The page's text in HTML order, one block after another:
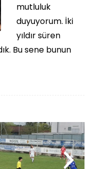
mutluluk
duyuyorum. İki
yıldır süren
Bu sene bunun